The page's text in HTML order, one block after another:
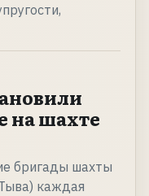
на шахте
бригады шахты
каждая